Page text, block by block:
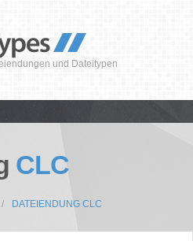
und Dateitypen
CLC
DATEIENDUNG CLC